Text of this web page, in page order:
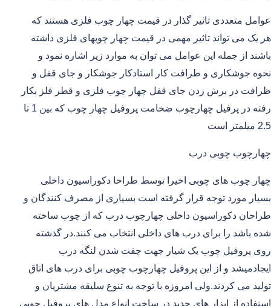
عوامل متعددی تاثیر گذار در قیمت چهار چوب فلزی هستند که
هر یک می تواند تاثیر مهمی در قیمت چهار چوبهای فلزی داشته
باشند از جمله این عوامل می توان به موارد زیر اشاره نمود و
نحوه جوشکاری و طرافت کار استادکار جوشکار و جای قفل و
ظرافت در برش زدن جای قفل چهار چوب فلزی و قطر فلز بکار
رفته در پرفیل چهارچوب ضخامت پروفیل چهار چوب که بین 1 تا
2.5 میلمتر است
چهارچوب چوبی درب
چهار چوب های چوبی اخیرا توسط طراحا دکوراسیون داخلی
بسیار مورد توجه قرار گرفته است بسیاری از مصرف کنندگان و
طراحان دکوراسیون داخلی چهارچوب درب که از چوب ساخته
شده باشد را برای درب های داخلی انتخاب می کنند.در گذشته
روی پروفیل چوب یک شیار جهت چفت شدن لنگه درب
ایجادمیشد و از این پروفیل چهارچوب چوبی برای درب های اتاق
تولید می کردند.ولی امروزه با توجه به تنوع سلیقه مشتریان و
استفاده از ابزار های جدید در ساخت انواع مدل های پروفیل چوبی